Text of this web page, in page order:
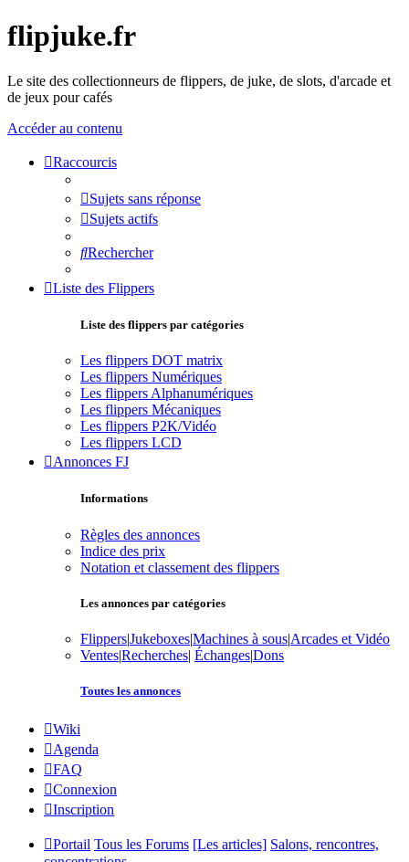
flipjuke.fr
Le site des collectionneurs de flippers, de juke, de slots, d'arcade et
de jeux pour cafés
Accéder au contenu
Raccourcis
Sujets sans réponse
Sujets actifs
Rechercher
Liste des Flippers
Liste des flippers par catégories
Les flippers DOT matrix
Les flippers Numériques
Les flippers Alphanumériques
Les flippers Mécaniques
Les flippers P2K/Vidéo
Les flippers LCD
Annonces FJ
Informations
Règles des annonces
Indice des prix
Notation et classement des flippers
Les annonces par catégories
Flippers|Jukeboxes|Machines à sous|Arcades et Vidéo
Ventes|Recherches| Échanges|Dons
Toutes les annonces
Wiki
Agenda
FAQ
Connexion
Inscription
Portail Tous les Forums [Les articles] Salons, rencontres,